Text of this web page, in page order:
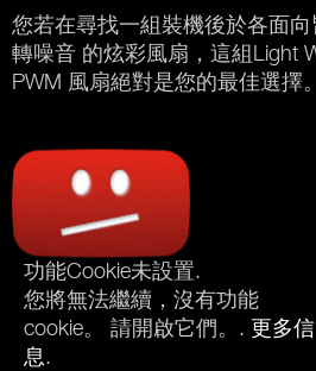
您若在尋找一組裝機後於各面
轉噪音 的炫彩風扇，這組Light
PWM 風扇絕對是您的最佳選擇。
功能Cookie未設置.
您將無法繼續，沒有功能
cookie。 請開啟它們。. 更多信
息.